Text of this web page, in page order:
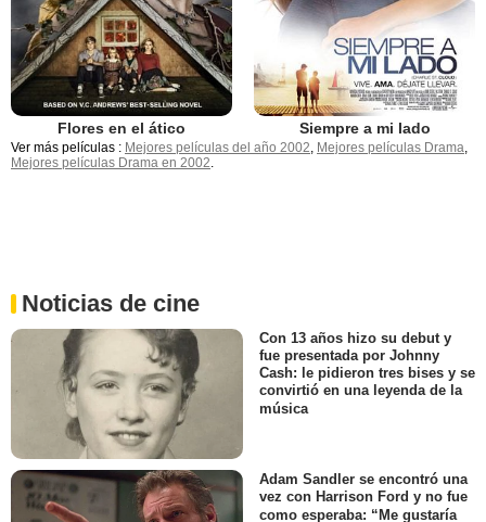
Flores en el ático Siempre a mi lado
Ver más películas : Mejores películas del año 2002, Mejores películas Drama,
Mejores películas Drama en 2002.
Noticias de cine
Con 13 años hizo su debut y
fue presentada por Johnny
Cash: le pidieron tres bises y se
convirtió en una leyenda de la
música
Adam Sandler se encontró una
vez con Harrison Ford y no fue
como esperaba: “Me gustaría